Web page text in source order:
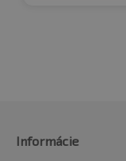
Informácie